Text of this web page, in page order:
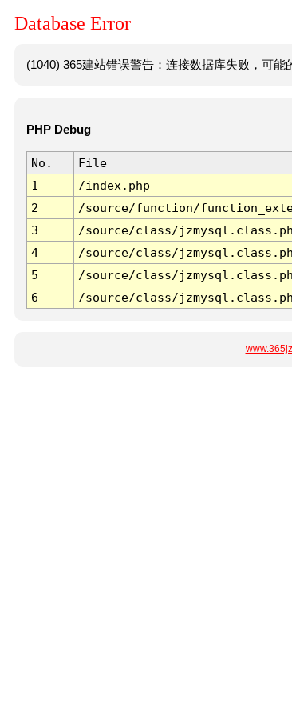
Database Error
(1040) 365建站错误警告：连接数据库失败，可能
PHP Debug
No. File
1
/index.php
2
/source/function/
3
/source/class/
4
/source/class/
5
/source/class/
6
/source/class/